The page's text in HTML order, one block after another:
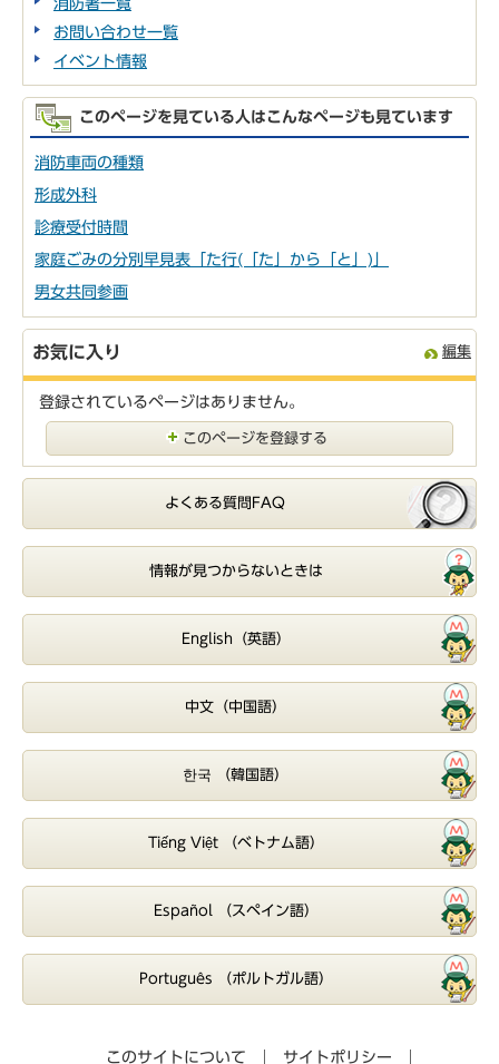
お問い合わせ一覧
イベント情報
このページを見ている人はこんなページも見ています
消防車両の種類
形成外科
診療受付時間
家庭ごみの分別早見表「た行(「た」から「と」)」
男女共同参画
お気に入り 編集
登録されているページはありません。
このページを登録する
よくある質問FAQ
情報が見つからないときは
English（英語）
中文（中国語）
한국 （韓国語）
Tiếng Việt （ベトナム語）
Español （スペイン語）
Português （ポルトガル語）
このサイトについて サイトポリシー